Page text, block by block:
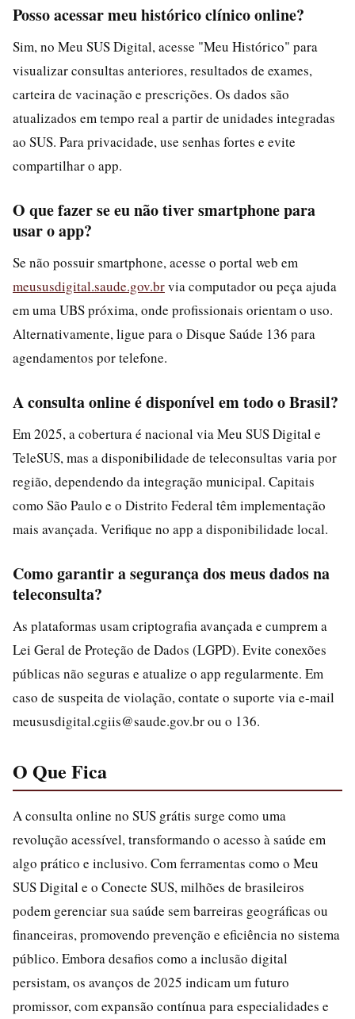
Posso acessar meu histórico clínico online?
Sim, no Meu SUS Digital, acesse "Meu Histórico" para
visualizar consultas anteriores, resultados de exames,
carteira de vacinação e prescrições. Os dados são
atualizados em tempo real a partir de unidades integradas
ao SUS. Para privacidade, use senhas fortes e evite
compartilhar o app.
O que fazer se eu não tiver smartphone para
usar o app?
Se não possuir smartphone, acesse o portal web em
meususdigital.saude.gov.brvia computador ou peça ajuda
em uma UBS próxima, onde profissionais orientam o uso.
Alternativamente, ligue para o Disque Saúde 136 para
agendamentos por telefone.
A consulta online é disponível em todo o Brasil?
Em 2025, a cobertura é nacional via Meu SUS Digital e
TeleSUS, mas a disponibilidade de teleconsultas varia por
região, dependendo da integração municipal. Capitais
como São Paulo e o Distrito Federal têm implementação
mais avançada. Verifique no app a disponibilidade local.
Como garantir a segurança dos meus dados na
teleconsulta?
As plataformas usam criptografia avançada e cumprem a
Lei Geral de Proteção de Dados (LGPD). Evite conexões
públicas não seguras e atualize o app regularmente. Em
caso de suspeita de violação, contate o suporte via e-mail
meususdigital.cgiis@saude.gov.br ou o 136.
O Que Fica
A consulta online no SUS grátis surge como uma
revolução acessível, transformando o acesso à saúde em
algo prático e inclusivo. Com ferramentas como o Meu
SUS Digital e o Conecte SUS, milhões de brasileiros
podem gerenciar sua saúde sem barreiras geográficas ou
financeiras, promovendo prevenção e eficiência no sistema
público. Embora desafios como a inclusão digital
persistam, os avanços de 2025 indicam um futuro
promissor, com expansão contínua para especialidades e